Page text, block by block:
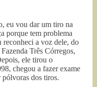
eu vou dar um tiro na
porque tem problema
reconheci a voz dele, do
Três Córregos,
ele tirou o
chegou a fazer exame
dos tiros.